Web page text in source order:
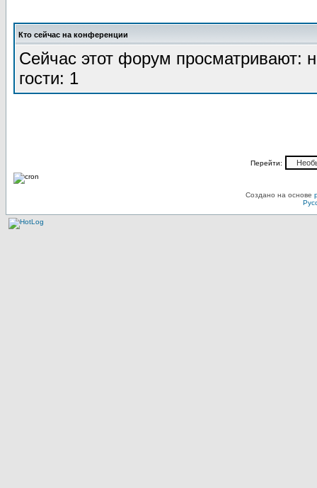
Кто сейчас на конференции
Сейчас этот форум просматривают:
гости: 1
Перейти:
Создано на основе